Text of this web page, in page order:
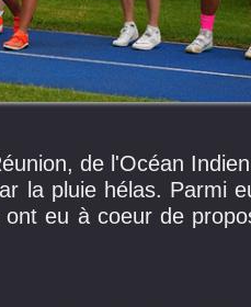
de l'Océan
la pluie hélas. Parmi
eu à coeur de